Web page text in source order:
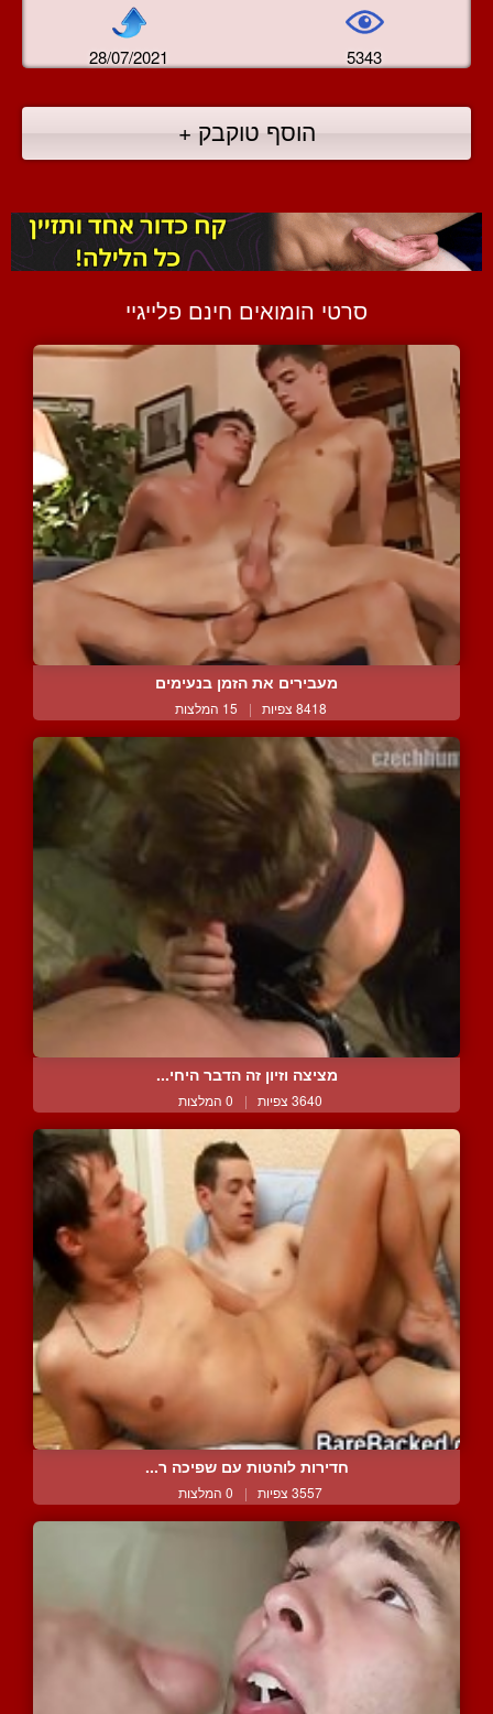
28/07/2021 5343
הוסף טוקבק +
סרטי הומואים חינם פלייגיי
מעבירים את הזמן בנעימים
8418 צפיות | 15 המלצות
מציצה וזיון זה הדבר היחי...
3640 צפיות | 0 המלצות
חדירות לוהטות עם שפיכה ר...
3557 צפיות | 0 המלצות